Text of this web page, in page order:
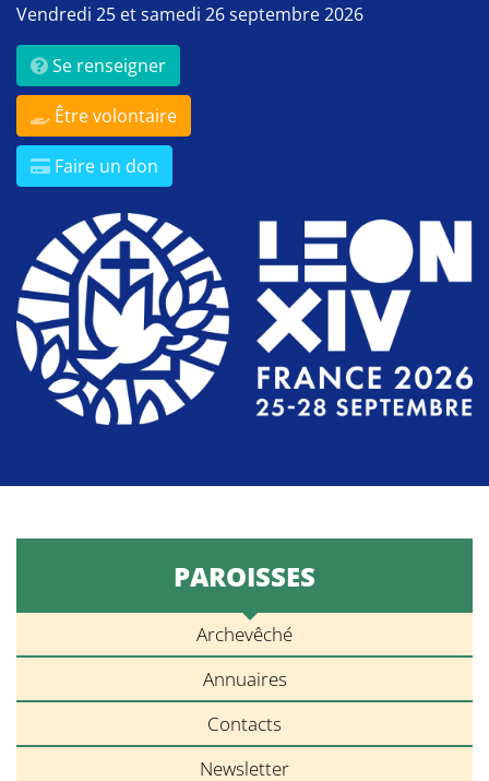
Vendredi 25 et samedi 26 septembre 2026
Se renseigner
Être volontaire
Faire un don
PAROISSES
Archevêché
Annuaires
Contacts
Newsletter